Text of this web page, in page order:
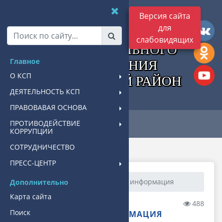
Главное
О КСП
ДЕЯТЕЛЬНОСТЬ КСП
ПРАВОВАВАЯ ОСНОВА
ПРОТИВОДЕЙСТВИЕ
КОРРУПЦИИ
СОТРУДНИЧЕСТВО
ПРЕСС-ЦЕНТР
Дополнительно
Карта сайта
Поиск
Версия сайта
для
слабовидящих
КОНТРОЛЬНО-
СЧЕТНАЯ ПАЛАТА
МУНИЦИПАЛЬНОГО
ОБРАЗОВАНИЯ
ПАВЛОВСКИЙ РАЙОН
Главная Общая информация
24.12.2021 15:24 488
ОБЩАЯ ИНФОРМАЦИЯ